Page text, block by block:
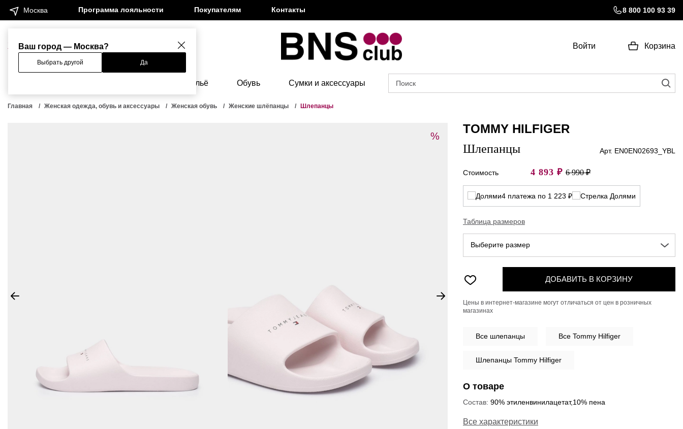
Ваш город — Москва?
Выбрать другой Да
Москва Программа лояльности Покупателям Контакты 8 800 100 93 39
Женщинам Мужчинам Войти Корзина
Бельё Обувь Сумки и аксессуары
Главная Женская одежда, обувь и аксессуары Женская обувь Женские шлёпанцы Шлепанцы
%
TOMMY HILFIGER
Шлепанцы Арт. EN0EN02693_YBL
Стоимость 4 893 ₽ 6 990 ₽
4 платежа по 1 223 ₽
Таблица размеров
Выберите размер
ДОБАВИТЬ В КОРЗИНУ
Цены в интернет-магазине могут отличаться от цен в розничных
магазинах
Все шлепанцы Все Tommy Hilfiger
Шлепанцы Tommy Hilfiger
О товаре
Состав: 90% этиленвинилацетат,10% пена
Все характеристики